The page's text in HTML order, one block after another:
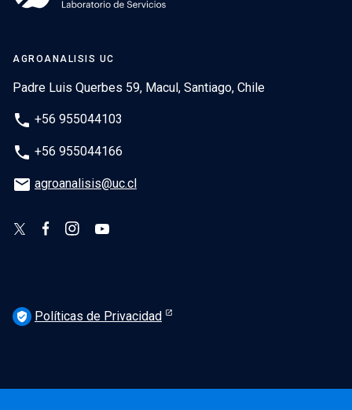
AGROANALISIS UC
Padre Luis Querbes 59, Macul, Santiago, Chile
phone +56 955044103
phone +56 955044166
email agroanalisis@uc.cl
verified_user Políticas de Privacidad